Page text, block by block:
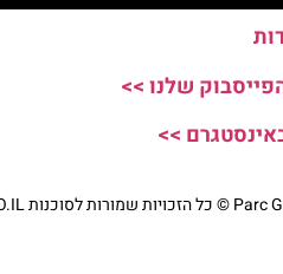
שלנו >>
>>